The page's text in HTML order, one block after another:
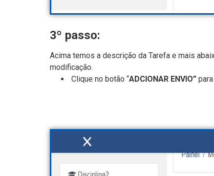
3º passo:
Acima temos a descrição da Tarefa e mais
modificação.
Clique no botão “ADCIONAR ENVIO”